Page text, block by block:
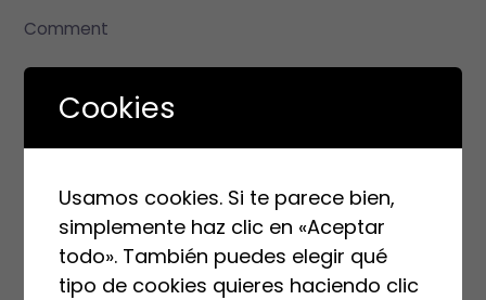
Comment
Guarda mi nombre, correo electrónico y web en este
navegador para la próxima vez que comente.
Cookies
Usamos cookies. Si te parece bien,
simplemente haz clic en «Aceptar
todo». También puedes elegir qué
tipo de cookies quieres haciendo clic